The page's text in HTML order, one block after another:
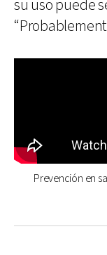
su uso puede
Prevención en